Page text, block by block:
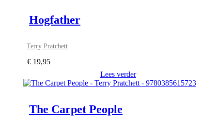
Hogfather
Terry Pratchett
€ 19,95
Lees verder
The Carpet People